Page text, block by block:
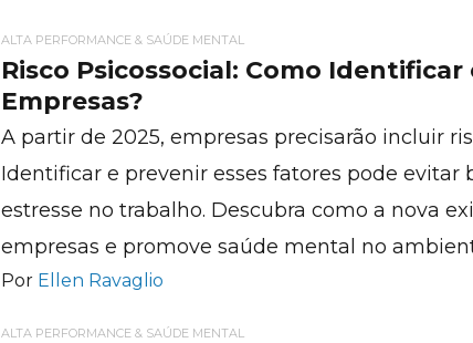
ALTA PERFORMANCE & SAÚDE MENTAL
Risco Psicossocial: Como Identificar
Empresas?
A partir de 2025, empresas precisarão incluir
Identificar e prevenir esses fatores pode evitar
estresse no trabalho. Descubra como a nova
empresas e promove saúde mental no
Por Ellen Ravaglio
ALTA PERFORMANCE & SAÚDE MENTAL